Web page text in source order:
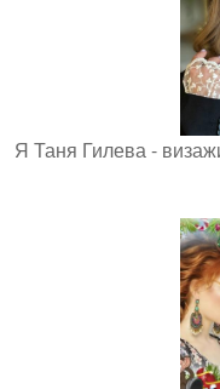
Я Таня Гилева -